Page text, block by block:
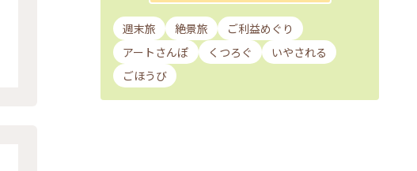
週末旅 絶景旅
ご利益めぐり
アートさんぽ
くつろぐ
いやされる
ごほうび